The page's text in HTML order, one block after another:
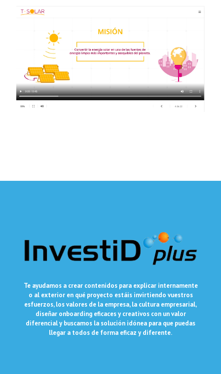
Te ayudamos a crear contenidos para explicar internamente
o al exterior en qué proyecto estáis invirtiendo vuestros
esfuerzos, los valores de la empresa, la cultura empresarial,
diseñar onboarding eficaces y creativos con un valor
diferencial y buscamos la solución idónea para que puedas
llegar a todos de forma eficaz y diferente.